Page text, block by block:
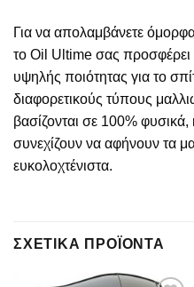
Για να απολαμβάνετε
το Oil Ultime σας προσφέρει
υψηλής ποιότητας για το
διαφορετικούς τύπους
βασίζονται σε 100%
συνεχίζουν να αφήνουν τα
ευκολοχτένιστα.
ΣΧΕΤΙΚΆ ΠΡΟΪΌΝΤΑ